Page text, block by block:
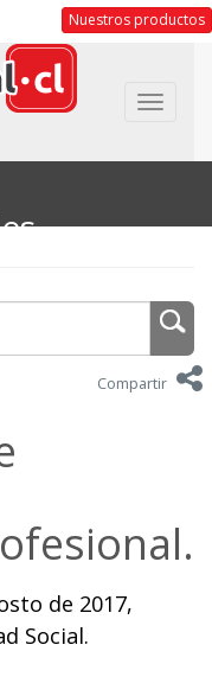
Nuestros productos
Toggle
Compartir
de 2017,
Social.